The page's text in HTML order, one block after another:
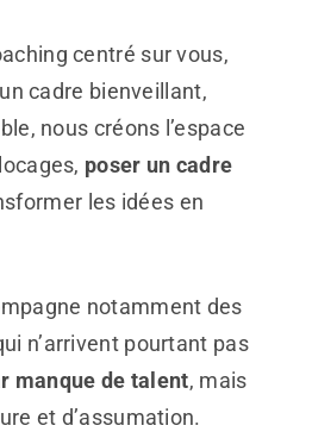
centré sur vous,
cadre bienveillant,
nous créons l’espace
poser un cadre
les idées en
notamment des
n’arrivent pourtant pas
manque de talent, mais
et d’assumation.